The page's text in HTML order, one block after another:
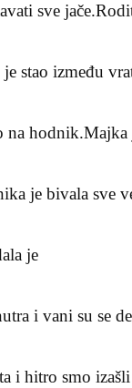
sve
stao između
na hodnik.Majka
je bivala sve
je
i vani su se
i hitro smo